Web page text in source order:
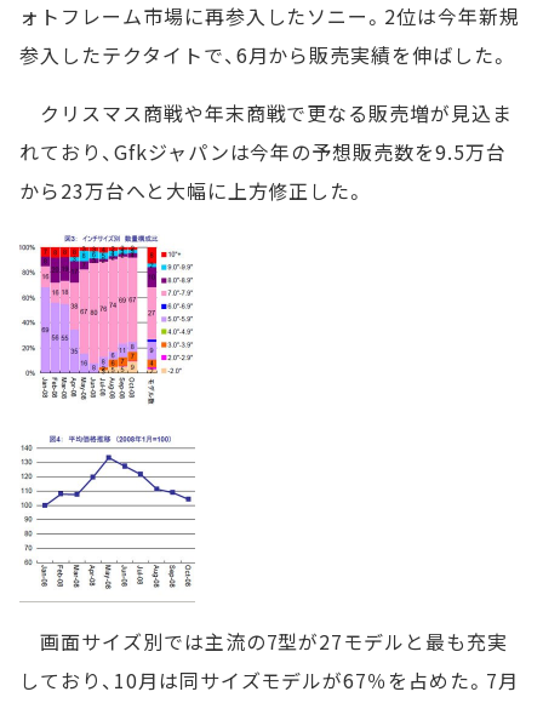
ォトフレーム市場に再参入したソニー。2位は今年新規
参入したテクタイトで、6月から販売実績を伸ばした。
クリスマス商戦や年末商戦で更なる販売増が見込ま
れており、Gfkジャパンは今年の予想販売数を9.5万台
から23万台へと大幅に上方修正した。
画面サイズ別では主流の7型が27モデルと最も充実
しており、10月は同サイズモデルが67％を占めた。7月